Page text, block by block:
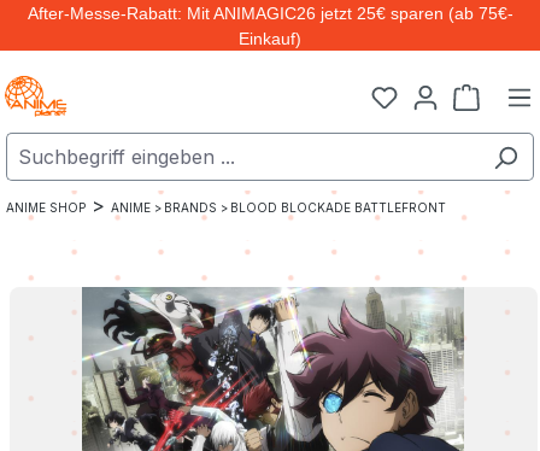
Zum Hauptinhalt springen
After-Messe-Rabatt: Mit ANIMAGIC26 jetzt 25€ sparen (ab 75€-
Einkauf)
ANIME SHOP > ANIME > BRANDS > BLOOD BLOCKADE BATTLEFRONT